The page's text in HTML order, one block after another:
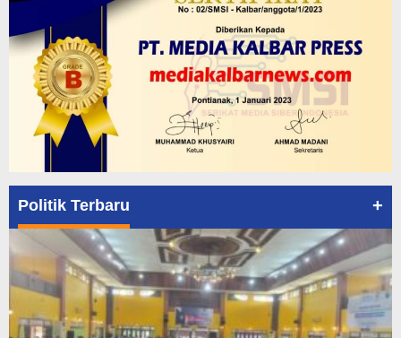
Politik Terbaru +